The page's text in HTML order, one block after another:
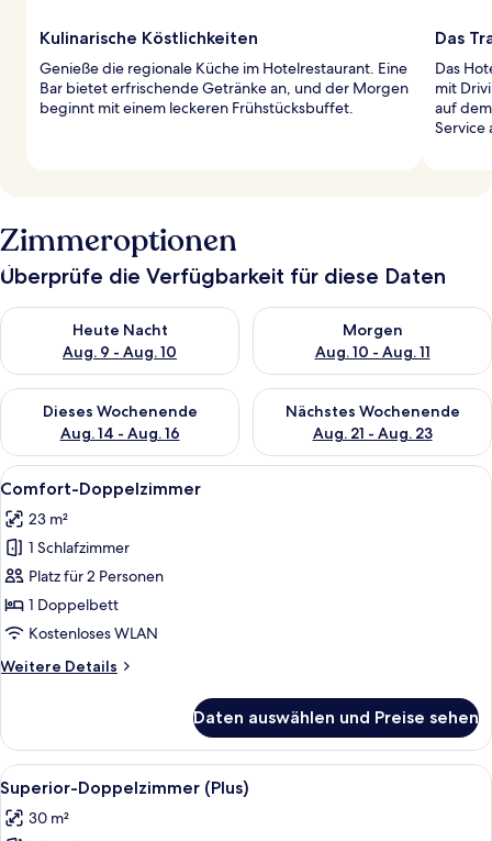
Kulinarische Köstlichkeiten
Genieße die regionale Küche im Hotelrestaurant. Eine
Bar bietet erfrischende Getränke an, und der Morgen
beginnt mit einem leckeren Frühstücksbuffet.
Das
Das
mit
auf
Service
Zimmeroptionen
Überprüfe die Verfügbarkeit für diese Daten
Heute Nacht
Aug. 9 - Aug. 10
Überprüfe die Verfügbarkeit für heute Nacht, Aug. 9 - Aug.
Morgen
Aug. 10 - Aug. 11
Überprüfe die Verfügbarkeit
Dieses Wochenende
Aug. 14 - Aug. 16
Überprüfe die Verfügbarkeit für dieses Wochenende, Aug. 14
Nächstes Wochenende
Aug. 21 - Aug. 23
Überprüfe die Verfügbarkeit
Alle
Fotos
für
Comfort-
Doppelzimmer
anzeigen
Ein Hotelzimmer mit einem großen
4
Comfort-Doppelzimmer
23 m²
1 Schlafzimmer
Platz für 2 Personen
1 Doppelbett
Kostenloses WLAN
Weitere Details
Weitere
Doppelzimmer
Daten auswählen und Preise sehen
Alle
Fotos
für
Ein Hotelzimmer mit Bett,
4
Superior-Doppelzimmer (Plus)
30 m²